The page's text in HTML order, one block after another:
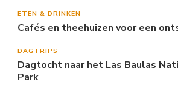
ETEN & DRINKEN
Cafés en theehuizen voor een
DAGTRIPS
Dagtocht naar het Las Baulas
Park